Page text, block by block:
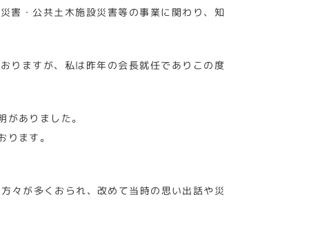
害・公共土木施設災害等の事業に関わり、知
りますが、私は昨年の会長就任でありこの度
ありました。
ます。
々が多くおられ、改めて当時の思い出話や災